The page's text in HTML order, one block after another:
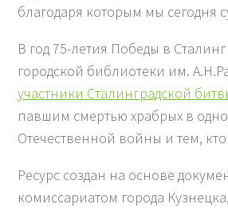
благодаря которым мы сегодня
В год 75-летия Победы в
городской библиотеки им.
участники Сталинградской
павшим смертью храбрых в
Отечественной войны и тем,
Ресурс создан на основе
комиссариатом города